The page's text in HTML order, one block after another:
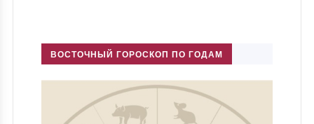
ВОСТОЧНЫЙ ГОРОСКОП ПО ГОДАМ